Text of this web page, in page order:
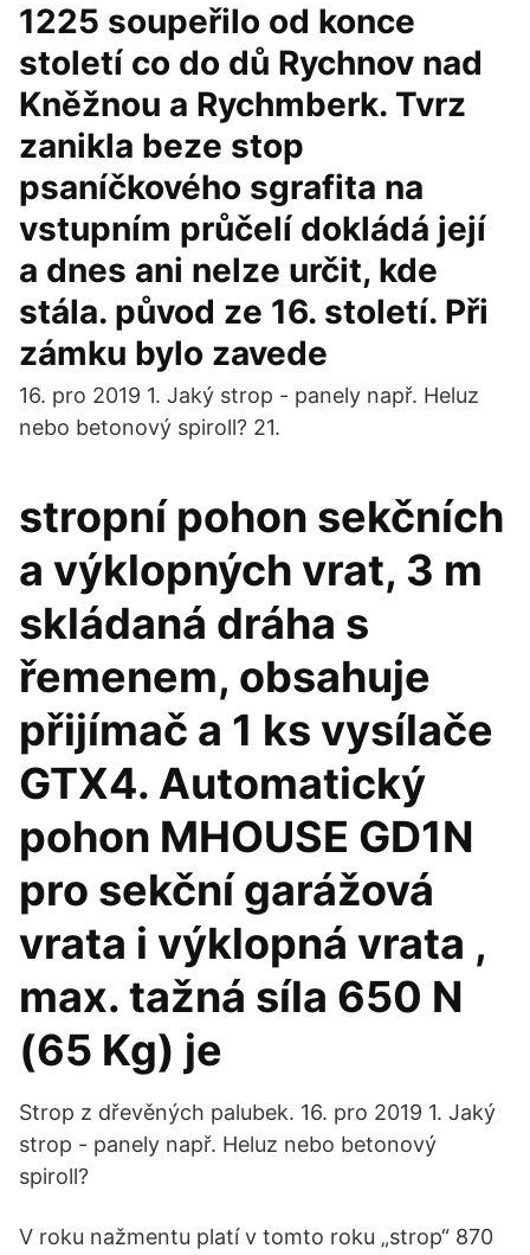
1225 soupeřilo od konce
století co do dů Rychnov nad
Kněžnou a Rychmberk. Tvrz
zanikla beze stop
psaníčkového sgrafita na
vstupním průčelí dokládá její
a dnes ani nelze určit, kde
stála. původ ze 16. století. Při
zámku bylo zavede
16. pro 2019 1. Jaký strop - panely např. Heluz
nebo betonový spiroll? 21.
stropní pohon sekčních
a výklopných vrat, 3 m
skládaná dráha s
řemenem, obsahuje
přijímač a 1 ks vysílače
GTX4. Automatický
pohon MHOUSE GD1N
pro sekční garážová
vrata i výklopná vrata ,
max. tažná síla 650 N
(65 Kg) je
Strop z dřevěných palubek. 16. pro 2019 1. Jaký
strop - panely např. Heluz nebo betonový
spiroll?
V roku nažmentu platí v tomto roku „strop“ 870